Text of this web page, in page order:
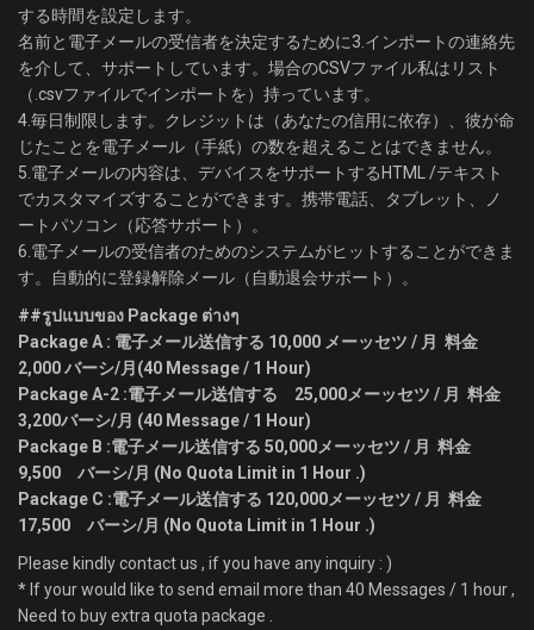
する時間を設定します。
名前と電子メールの受信者を決定するために3.インポートの連絡先
を介して、サポートしています。場合のCSVファイル私はリスト
（.csvファイルでインポートを）持っています。
4.毎日制限します。クレジットは（あなたの信用に依存）、彼が命
じたことを電子メール（手紙）の数を超えることはできません。
5.電子メールの内容は、デバイスをサポートするHTML /テキスト
でカスタマイズすることができます。携帯電話、タブレット、ノ
ートパソコン（応答サポート）。
6.電子メールの受信者のためのシステムがヒットすることができま
す。自動的に登録解除メール（自動退会サポート）。
##รูปแบบของ Package ต่างๆ
Package A : 電子メール送信する 10,000 メーッセツ / 月 料金
2,000 バーシ/月(40 Message / 1 Hour)
Package A-2 :電子メール送信する 25,000メーッセツ / 月 料金
3,200バーシ/月 (40 Message / 1 Hour)
Package B :電子メール送信する 50,000メーッセツ / 月 料金
9,500
バーシ/月 (No Quota Limit in 1 Hour .)
Package C :電子メール送信する 120,000メーッセツ / 月 料金
17,500
バーシ/月 (No Quota Limit in 1 Hour .)
Please kindly contact us , if you have any inquiry : )
* If your would like to send email more than 40 Messages / 1 hour ,
Need to buy extra quota package .